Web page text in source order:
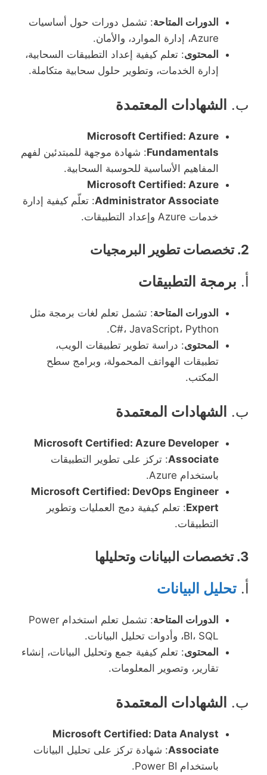
الدورات المتاحة: تشمل دورات حول أساسيات
Azure، إدارة الموارد، والأمان.
المحتوى: تعلم كيفية إعداد التطبيقات السحابية،
إدارة الخدمات، وتطوير حلول سحابية متكاملة.
ب. الشهادات المعتمدة
Microsoft Certified: Azure
Fundamentals: شهادة موجهة للمبتدئين لفهم
المفاهيم الأساسية للحوسبة السحابية.
Microsoft Certified: Azure
Administrator Associate: تعلّم كيفية إدارة
خدمات Azure وإعداد التطبيقات.
2. تخصصات تطوير البرمجيات
أ. برمجة التطبيقات
الدورات المتاحة: تشمل تعلم لغات برمجة مثل
C#، JavaScript، Python.
المحتوى: دراسة تطوير تطبيقات الويب،
تطبيقات الهواتف المحمولة، وبرامج سطح
المكتب.
ب. الشهادات المعتمدة
Microsoft Certified: Azure Developer
Associate: تركز على تطوير التطبيقات
باستخدام Azure.
Microsoft Certified: DevOps Engineer
Expert: تعلم كيفية دمج العمليات وتطوير
التطبيقات.
3. تخصصات البيانات وتحليلها
أ. تحليل البيانات
الدورات المتاحة
: تشمل تعلم استخدام Power
BI، SQL، وأدوات تحليل البيانات.
المحتوى: تعلم كيفية جمع وتحليل البيانات، إنشاء
تقارير، وتصوير المعلومات.
ب. الشهادات المعتمدة
Microsoft Certified: Data Analyst
Associate: شهادة تركز على تحليل البيانات
باستخدام Power BI.